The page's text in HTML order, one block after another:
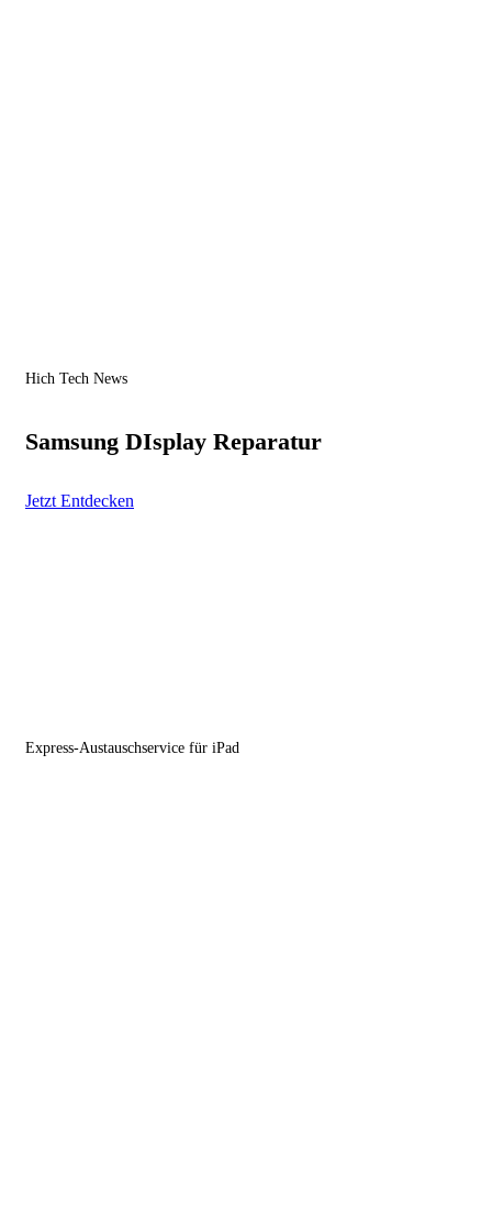
Hich Tech News
Samsung DIsplay Reparatur
Jetzt Entdecken
Express-Austauschservice für iPad